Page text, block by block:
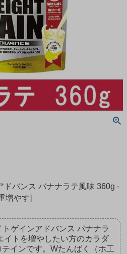
ドバンス バナナラテ風味 360g -
増やす]
ゲインアドバンス バナナラ
トを増やしたい方のカラダ
インです。Wたんばく（ホ工